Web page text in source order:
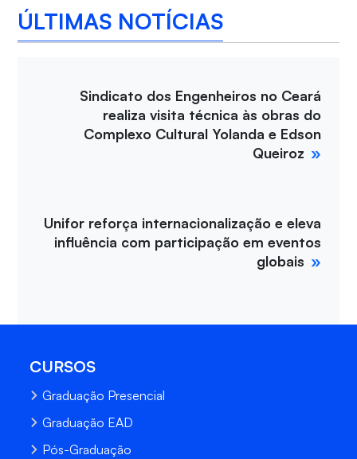
ÚLTIMAS NOTÍCIAS
Sindicato dos Engenheiros no Ceará
realiza visita técnica às obras do
Complexo Cultural Yolanda e Edson
Queiroz
Unifor reforça internacionalização e eleva
influência com participação em eventos
globais
CURSOS
Graduação Presencial
Graduação EAD
Pós-Graduação